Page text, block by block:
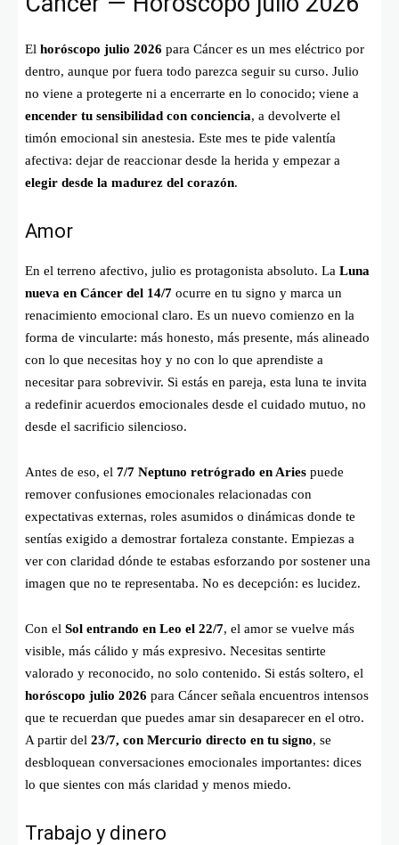
El horóscopo julio 2026 para Cáncer es un mes eléctrico por
dentro, aunque por fuera todo parezca seguir su curso. Julio
no viene a protegerte ni a encerrarte en lo conocido; viene a
encender tu sensibilidad con conciencia, a devolverte el
timón emocional sin anestesia. Este mes te pide valentía
afectiva: dejar de reaccionar desde la herida y empezar a
elegir desde la madurez del corazón.
Amor
En el terreno afectivo, julio es protagonista absoluto. La Luna
nueva en Cáncer del 14/7 ocurre en tu signo y marca un
renacimiento emocional claro. Es un nuevo comienzo en la
forma de vincularte: más honesto, más presente, más alineado
con lo que necesitas hoy y no con lo que aprendiste a
necesitar para sobrevivir. Si estás en pareja, esta luna te invita
a redefinir acuerdos emocionales desde el cuidado mutuo, no
desde el sacrificio silencioso.
Antes de eso, el 7/7 Neptuno retrógrado en Aries puede
remover confusiones emocionales relacionadas con
expectativas externas, roles asumidos o dinámicas donde te
sentías exigido a demostrar fortaleza constante. Empiezas a
ver con claridad dónde te estabas esforzando por sostener una
imagen que no te representaba. No es decepción: es lucidez.
Con el Sol entrando en Leo el 22/7, el amor se vuelve más
visible, más cálido y más expresivo. Necesitas sentirte
valorado y reconocido, no solo contenido. Si estás soltero, el
horóscopo julio 2026 para Cáncer señala encuentros intensos
que te recuerdan que puedes amar sin desaparecer en el otro.
A partir del 23/7, con Mercurio directo en tu signo, se
desbloquean conversaciones emocionales importantes: dices
lo que sientes con más claridad y menos miedo.
Trabajo y dinero